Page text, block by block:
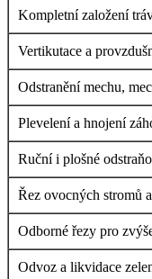
Kompletní založení
Vertikutace a
Odstranění mechu,
Plevelení a hnojení
Ruční i plošné
Řez ovocných stromů
Odborné řezy pro
Odvoz a likvidace